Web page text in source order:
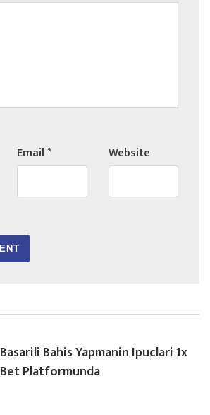
Email* Website
Basarili Bahis Yapmanin Ipuclari 1x
Bet Platformunda